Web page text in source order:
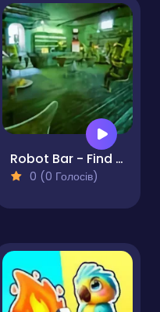
Robot Bar - Find the differences
0 (0 Голосів)